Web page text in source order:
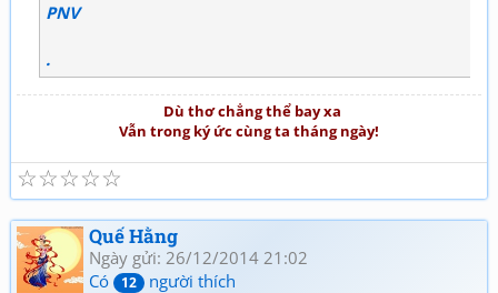
PNV
.
Dù thơ chẳng thể bay xa
Vẫn trong ký ức cùng ta tháng ngày!
☆
☆
☆
☆
☆
Quế Hằng
Ngày gửi: 26/12/2014 21:02
Có
12 người thích